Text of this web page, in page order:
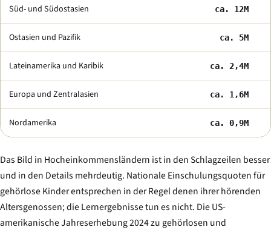
Süd- und Südostasien ca. 12M
Ostasien und Pazifik ca. 5M
Lateinamerika und Karibik ca. 2,4M
Europa und Zentralasien ca. 1,6M
Nordamerika ca. 0,9M
Das Bild in Hocheinkommensländern ist in den Schlagzeilen besser
und in den Details mehrdeutig. Nationale Einschulungsquoten für
gehörlose Kinder entsprechen in der Regel denen ihrer hörenden
Altersgenossen; die Lernergebnisse tun es nicht. Die US-
amerikanische Jahreserhebung 2024 zu gehörlosen und